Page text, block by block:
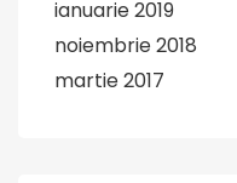
ianuarie 2019
noiembrie 2018
martie 2017